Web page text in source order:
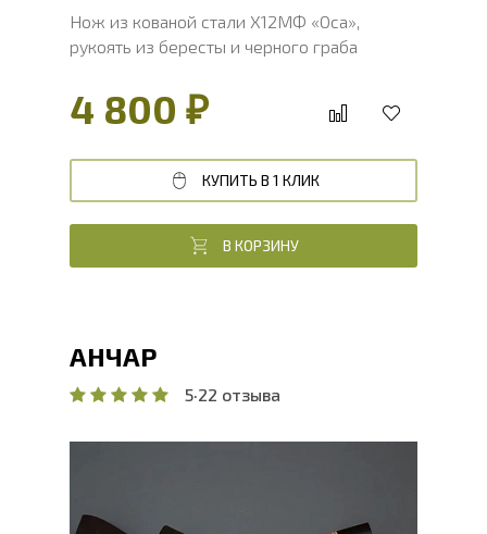
Нож из кованой стали Х12МФ «Оса»,
рукоять из бересты и черного граба
4 800 ₽
КУПИТЬ В 1 КЛИК
В КОРЗИНУ
АНЧАР
5·22 отзыва
Длина клинка, мм